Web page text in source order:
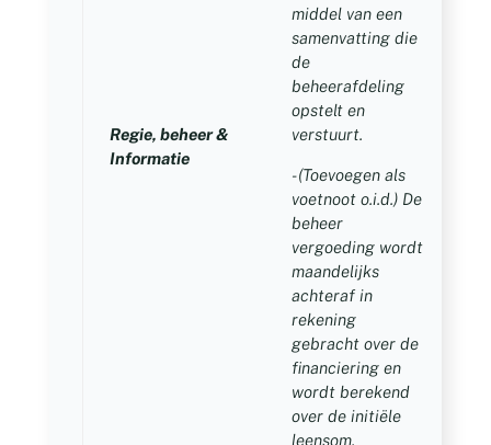
Regie, beheer &
Informatie
middel van een
samenvatting die
de
beheerafdeling
opstelt en
verstuurt.
- (Toevoegen als
voetnoot o.i.d.) De
beheer
vergoeding wordt
maandelijks
achteraf in
rekening
gebracht over de
financiering en
wordt berekend
over de initiële
leensom.